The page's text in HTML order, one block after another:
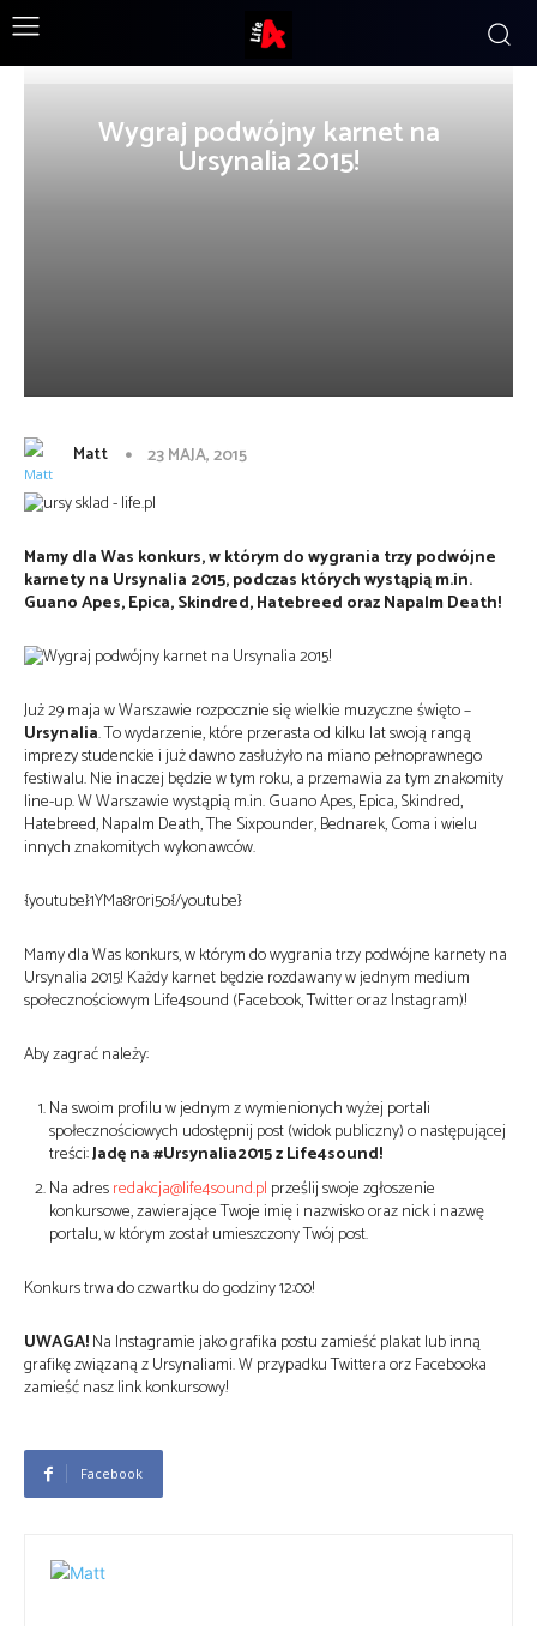
Wygraj podwójny karnet na
Ursynalia 2015!
Matt 23 MAJA, 2015
Mamy dla Was konkurs, w którym do wygrania trzy podwójne
karnety na Ursynalia 2015, podczas których wystąpią m.in.
Guano Apes, Epica, Skindred, Hatebreed oraz Napalm Death!
Już 29 maja w Warszawie rozpocznie się wielkie muzyczne święto –
Ursynalia. To wydarzenie, które przerasta od kilku lat swoją rangą
imprezy studenckie i już dawno zasłużyło na miano pełnoprawnego
festiwalu. Nie inaczej będzie w tym roku, a przemawia za tym znakomity
line-up. W Warszawie wystąpią m.in. Guano Apes, Epica, Skindred,
Hatebreed, Napalm Death, The Sixpounder, Bednarek, Coma i wielu
innych znakomitych wykonawców.
{youtube}1YMa8r0ri5o{/youtube}
Mamy dla Was konkurs, w którym do wygrania trzy podwójne karnety na
Ursynalia 2015! Każdy karnet będzie rozdawany w jednym medium
społecznościowym Life4sound (Facebook, Twitter oraz Instagram)!
Aby zagrać należy:
Na swoim profilu w jednym z wymienionych wyżej portali
społecznościowych udostępnij post (widok publiczny) o następującej
treści:Jadę na #Ursynalia2015 z Life4sound!
Na adresredakcja@life4sound.pl prześlij swoje zgłoszenie
konkursowe, zawierające Twoje imię i nazwisko oraz nick i nazwę
portalu, w którym został umieszczony Twój post.
Konkurs trwa do czwartku do godziny 12:00!
UWAGA!Na Instagramie jako grafika postu zamieść plakat lub inną
grafikę związaną z Ursynaliami. W przypadku Twittera orz Facebooka
zamieść nasz link konkursowy!
Facebook